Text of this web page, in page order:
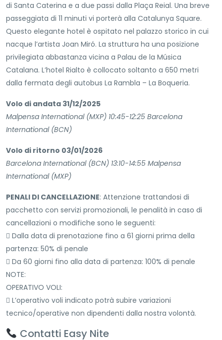
di Santa Caterina e a due passi dalla Plaça Reial. Una breve
passeggiata di 11 minuti vi porterà alla Catalunya Square.
Questo elegante hotel è ospitato nel palazzo storico in cui
nacque l’artista Joan Miró. La struttura ha una posizione
privilegiata abbastanza vicina a Palau de la Música
Catalana. L’hotel Rialto è collocato soltanto a 650 metri
dalla fermata degli autobus La Rambla – La Boqueria.
Volo di andata 31/12/2025
Malpensa International (MXP) 10:45-12:25 Barcelona
International (BCN)
Volo di ritorno 03/01/2026
Barcelona International (BCN) 13:10-14:55 Malpensa
International (MXP)
PENALI DI CANCELLAZIONE: Attenzione trattandosi di
pacchetto con servizi promozionali, le penalità in caso di
cancellazioni o modifiche sono le seguenti:
 Dalla data di prenotazione fino a 61 giorni prima della
partenza: 50% di penale
 Da 60 giorni fino alla data di partenza: 100% di penale
NOTE:
OPERATIVO VOLI:
 L’operativo voli indicato potrà subire variazioni
tecnico/operative non dipendenti dalla nostra volontà.
Contatti Easy Nite